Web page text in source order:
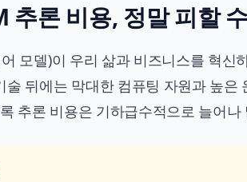
추론 비용, 정말 피할
모델)이 우리 삶과 비즈니스를 혁
술 뒤에는 막대한 컴퓨팅 자원과 높
추론 비용은 기하급수적으로 늘어